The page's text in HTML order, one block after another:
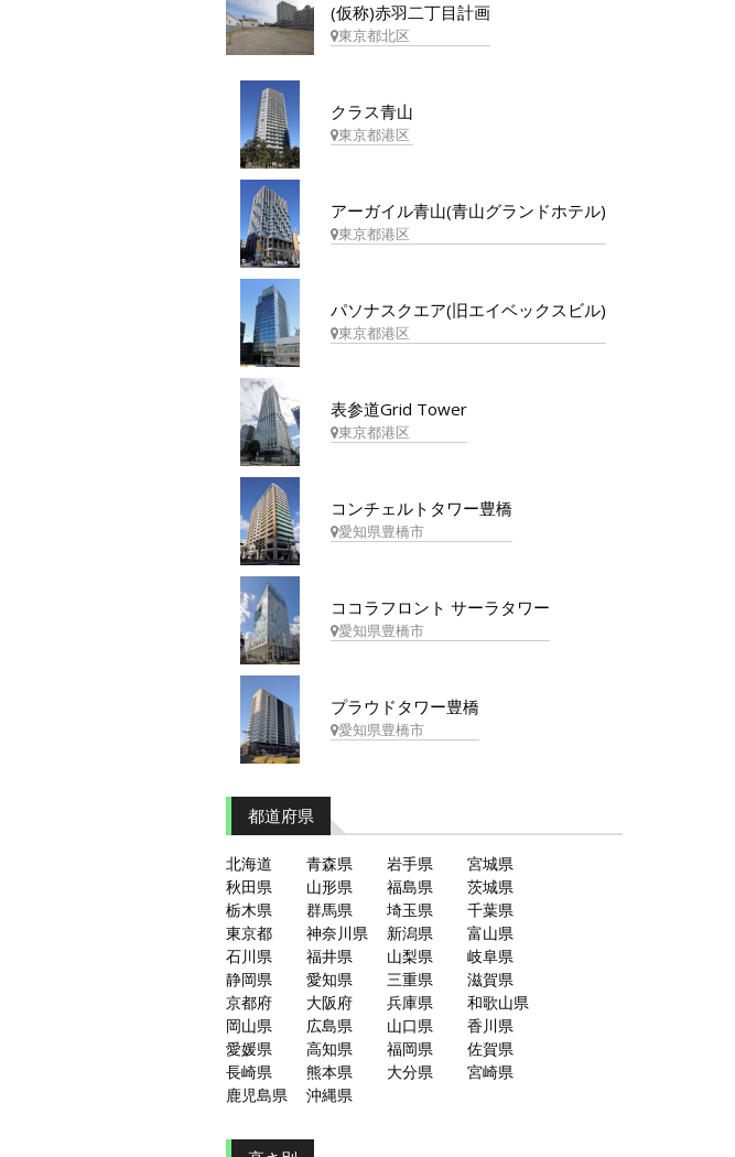
(仮称)赤羽二丁目計画
東京都北区
クラス青山
東京都港区
アーガイル青山(青山グランドホテル)
東京都港区
パソナスクエア(旧エイベックスビル)
東京都港区
表参道Grid Tower
東京都港区
コンチェルトタワー豊橋
愛知県豊橋市
ココラフロント サーラタワー
愛知県豊橋市
プラウドタワー豊橋
愛知県豊橋市
都道府県
北海道 青森県 岩手県
宮城県
秋田県
山形県 福島県
茨城県
栃木県
群馬県 埼玉県
千葉県
東京都
神奈川県 新潟県
富山県
石川県
福井県 山梨県
岐阜県
静岡県
愛知県 三重県
滋賀県
京都府
大阪府 兵庫県
和歌山県
岡山県
広島県 山口県
香川県
愛媛県
高知県 福岡県
佐賀県
長崎県
熊本県 大分県
宮崎県
鹿児島県
沖縄県